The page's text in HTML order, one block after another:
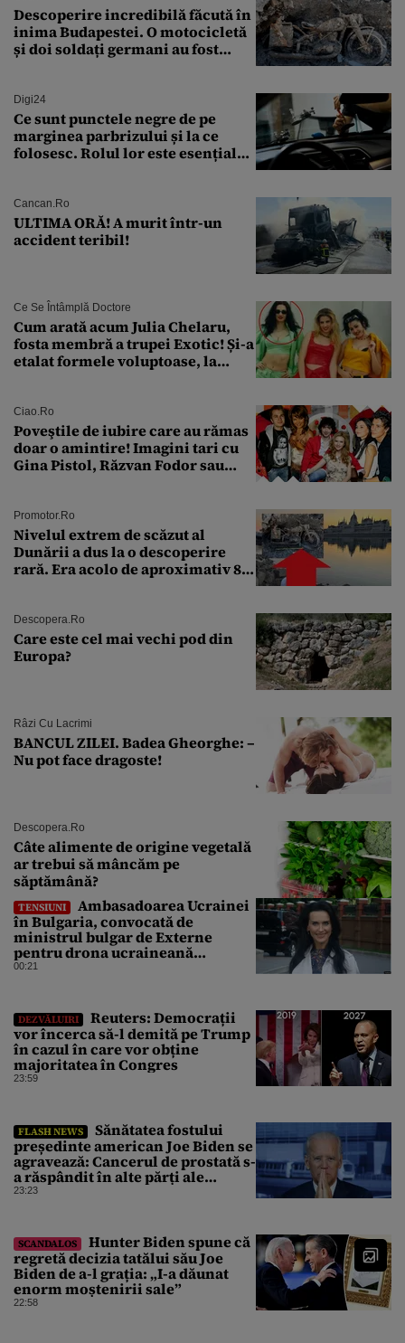
Descoperire incredibilă făcută în
inima Budapestei. O motocicletă
și doi soldați germani au fost
Digi24
Ce sunt punctele negre de pe
marginea parbrizului și la ce
folosesc. Rolul lor este esențial
Cancan.ro
ULTIMA ORĂ! A murit într-un
accident teribil!
Ce Se Întâmplă Doctore
Cum arată acum Julia Chelaru,
fosta membră a trupei Exotic! Și-a
etalat formele voluptoase, la
Ciao.ro
Poveştile de iubire care au rămas
doar o amintire! Imagini tari cu
Gina Pistol, Răzvan Fodor sau
Promotor.ro
Nivelul extrem de scăzut al
Dunării a dus la o descoperire
rară. Era acolo de aproximativ 80
Descopera.ro
Care este cel mai vechi pod din
Europa?
Râzi Cu Lacrimi
BANCUL ZILEI. Badea Gheorghe: –
Nu pot face dragoste!
Descopera.ro
Câte alimente de origine vegetală
ar trebui să mâncăm pe
săptămână?
TENSIUNI
Ambasadoarea Ucrainei
în Bulgaria, convocată de
ministrul bulgar de Externe
pentru drona ucraineană
prăbușită în apropierea
00:21
DEZVĂLUIRI
Reuters: Democrații
vor încerca să-l demită pe Trump
în cazul în care vor obține
majoritatea în Congres
23:59
FLASH NEWS
Sănătatea fostului
președinte american Joe Biden se
agravează: Cancerul de prostată s-
a răspândit în alte părți ale
corpului
23:23
SCANDALOS
Hunter Biden spune că
regretă decizia tatălui său Joe
Biden de a-l grația: „I-a dăunat
enorm moștenirii sale”
22:58